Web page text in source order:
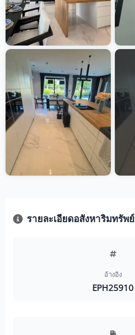
รายละเอียดอสังหาริมทรัพย์
อ้างอิง
EPH25910